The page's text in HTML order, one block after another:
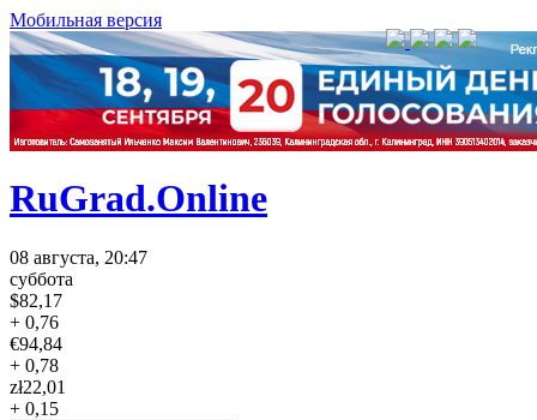
Мобильная версия
RuGrad.Online
08 августа, 20:47
суббота
$82,17
+ 0,76
€94,84
+ 0,78
zł22,01
+ 0,15